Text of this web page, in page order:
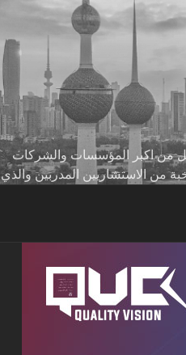
من اكبر المؤسسات والشركات
من الاستشاريين المدربين والذي